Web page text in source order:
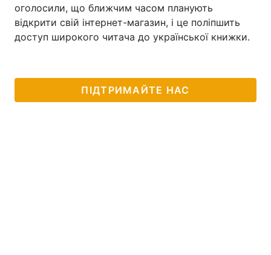
Тема оформлення
оголосили, що ближчим часом планують
відкрити свій інтернет-магазин, і це поліпшить
доступ широкого читача до української книжки.
ПІДТРИМАЙТЕ НАС